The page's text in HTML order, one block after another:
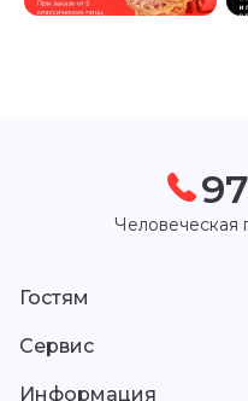
Человеческая
Гостям
Сервис
Информация